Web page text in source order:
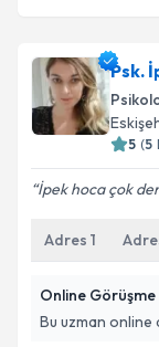
Psk.
5 (5
İpek hoca çok
Adres 1
Online Görüşme
Bu uzman online